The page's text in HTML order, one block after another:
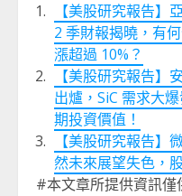
【美股研究報告】
2 季財報揭曉，有
漲超過 10%？
【美股研究報告】
出爐，SiC 需求大
期投資價值！
【美股研究報告】
然未來展望失色，
#本文章所提供資訊僅